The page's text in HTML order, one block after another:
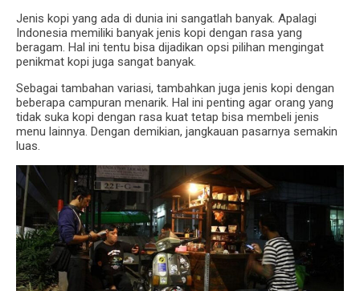
Jenis kopi yang ada di dunia ini sangatlah banyak. Apalagi
Indonesia memiliki banyak jenis kopi dengan rasa yang
beragam. Hal ini tentu bisa dijadikan opsi pilihan mengingat
penikmat kopi juga sangat banyak.
Sebagai tambahan variasi, tambahkan juga jenis kopi dengan
beberapa campuran menarik. Hal ini penting agar orang yang
tidak suka kopi dengan rasa kuat tetap bisa membeli jenis
menu lainnya. Dengan demikian, jangkauan pasarnya semakin
luas.